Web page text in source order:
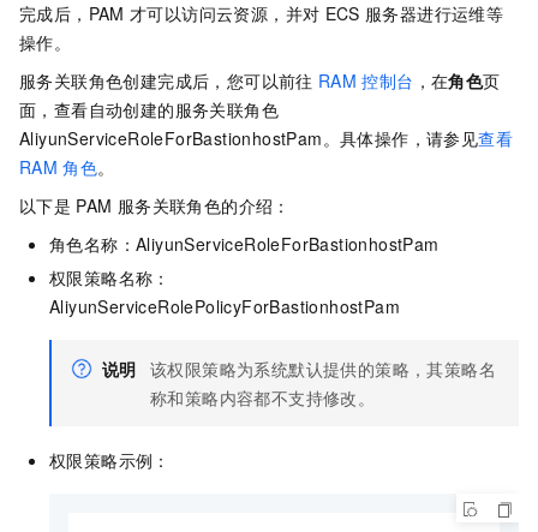
完成后，PAM 才可以访问云资源，并对 ECS 服务器进行运维等
操作。
服务关联角色创建完成后，您可以前往 RAM 控制台 ，在角色页
面，查看自动创建的服务关联角色
AliyunServiceRoleForBastionhostPam。具体操作，请参见查看
RAM 角色。
以下是 PAM 服务关联角色的介绍：
角色名称：AliyunServiceRoleForBastionhostPam
权限策略名称：
AliyunServiceRolePolicyForBastionhostPam
说明 该权限策略为系统默认提供的策略，其策略名
称和策略内容都不支持修改。
权限策略示例：